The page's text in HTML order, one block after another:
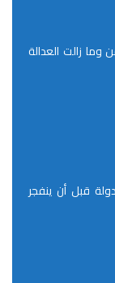
زالت العدالة
قبل أن ينفجر